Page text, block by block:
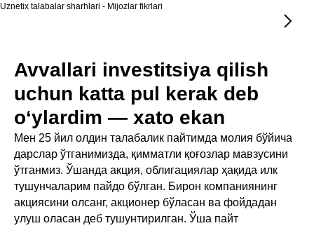
Uznetix talabalar sharhlari - Mijozlar fikrlari
Avvallari investitsiya qilish
uchun katta pul kerak deb
o‘ylardim — xato ekan
Мен 25 йил олдин талабалик пайтимда молия бўйича
дарслар ўтганимизда, қимматли қоғозлар мавзусини
ўтганмиз. Ўшанда акция, облигациялар ҳақида илк
тушунчаларим пайдо бўлган. Бирон компаниянинг
акциясини олсанг, акционер бўласан ва фойдадан
улуш оласан деб тушунтирилган. Ўша пайт